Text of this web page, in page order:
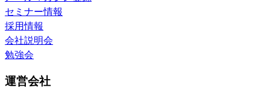
セミナー情報
採用情報
会社説明会
勉強会
運営会社